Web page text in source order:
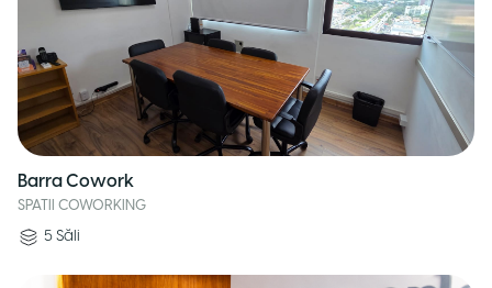
Barra Cowork
SPATII COWORKING
5 Săli